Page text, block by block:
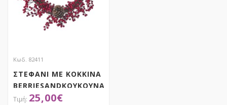
Κωδ. 82411
ΣΤΕΦΑΝΙ ΜΕ ΚΟΚΚΙΝΑ
BERRIESANDΚΟΥΚΟΥΝΑΡΙΑ
60ΕΚ25,00€